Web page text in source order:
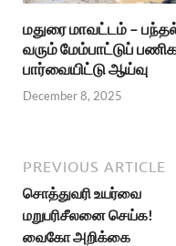
மதுரை மாவட்டம் –
வரும் மேம்பாட்டுப்
பார்வையிட்டு ஆய்வு
December 8, 2025
PREVIOUS ARTICLE
சொத்துவரி உயர்வை
மறுபரிசீலனை செய்க!
வைகோ அறிக்கை